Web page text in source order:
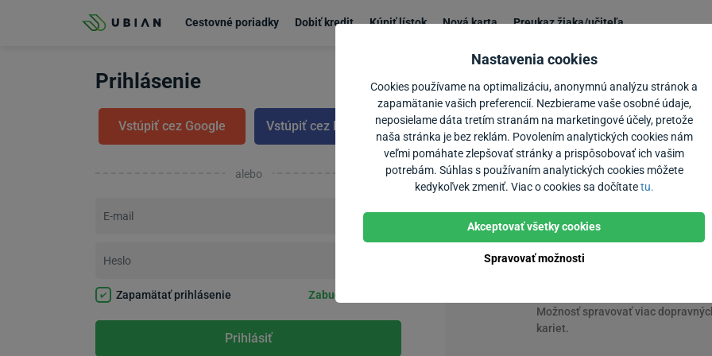
Cestovné poriadky
Dobiť kredit Kúpiť lístok Nová karta Preukaz žiaka/učiteľa
Prihlásenie
Vstúpiť cez Google Vstúpiť cez Facebook
alebo
Zapamätať prihlásenie Zabudli ste heslo?
Prihlásiť
Dobiť kredit na
Prečo sa registrovať a používať aplikáciu
Registrácia v Ubian prináša množstvo
Spravujte svoje dopravné karty,
aktuálne cestovné poriadky MHD,
Správa dopravnej karty
Informácie o platnosti karty,
Možnosť spravovať viac
kariet.
Nastavenia cookies
Cookies používame na optimalizáciu, anonymnú analýzu stránok a
zapamätanie vašich preferencií. Nezbierame vaše osobné údaje,
neposielame dáta tretím stranám na marketingové účely, pretože
naša stránka je bez reklám. Povolením analytických cookies nám
veľmi pomáhate zlepšovať stránky a prispôsobovať ich vašim
potrebám. Súhlas s používaním analytických cookies môžete
kedykoľvek zmeniť. Viac o cookies sa dočítatetu.
Spravovať možnosti
Akceptovať všetky cookies